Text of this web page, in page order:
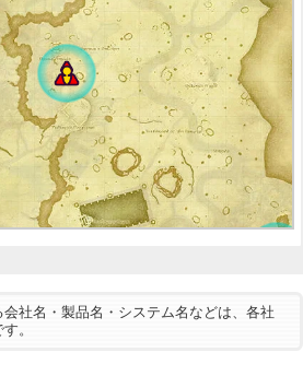
社名・製品名・システム名などは、各社
。